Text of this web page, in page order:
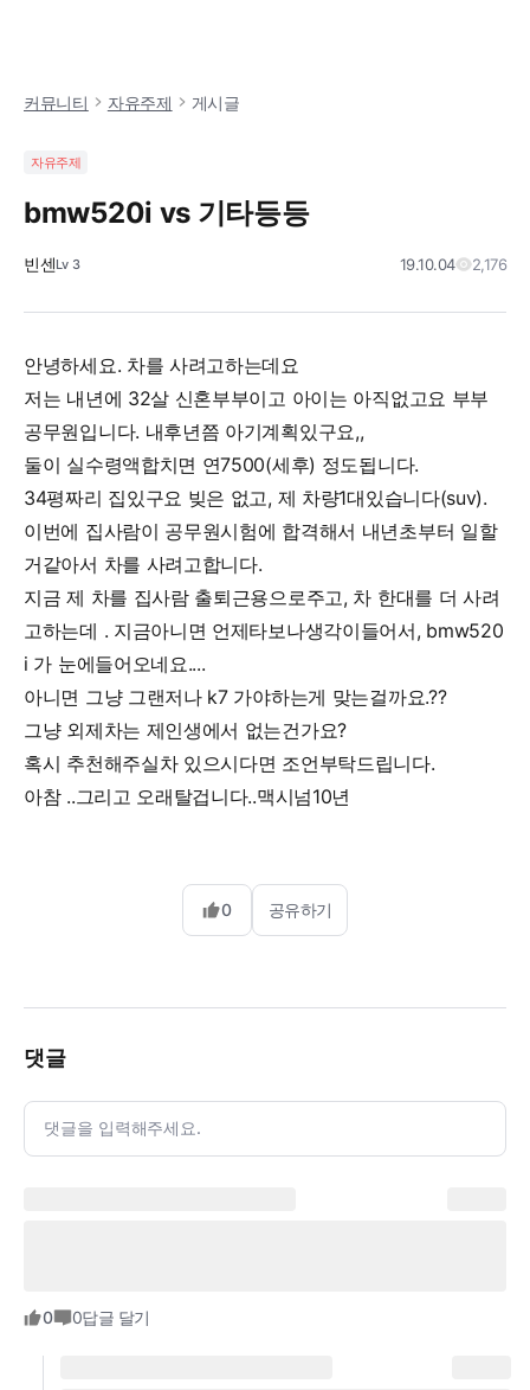
커뮤니티 자유주제 게시글
자유주제
bmw520i vs 기타등등
빈센Lv3 19.10.04 2,176
안녕하세요. 차를 사려고하는데요
저는 내년에 32살 신혼부부이고 아이는 아직없고요 부부공무원입
니다. 내후년쯤 아기계획있구요,,
둘이 실수령액합치면 연7500(세후) 정도됩니다.
34평짜리 집있구요 빚은 없고, 제 차량1대있습니다(suv).
이번에 집사람이 공무원시험에 합격해서 내년초부터 일할거같아서
차를 사려고합니다.
지금 제 차를 집사람 출퇴근용으로주고, 차 한대를 더 사려고하는데
. 지금아니면 언제타보나생각이들어서, bmw520i 가 눈에들어오네
요....
아니면 그냥 그랜저나 k7 가야하는게 맞는걸까요.??
그냥 외제차는 제인생에서 없는건가요?
혹시 추천해주실차 있으시다면 조언부탁드립니다.
아참 ..그리고 오래탈겁니다..맥시넘10년
0 공유하기
댓글
댓글을 입력해주세요.
0 0답글 달기